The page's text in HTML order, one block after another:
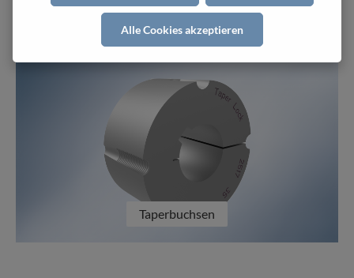
Klemmplatten
Taperbuchsen
Alle Cookies akzeptieren